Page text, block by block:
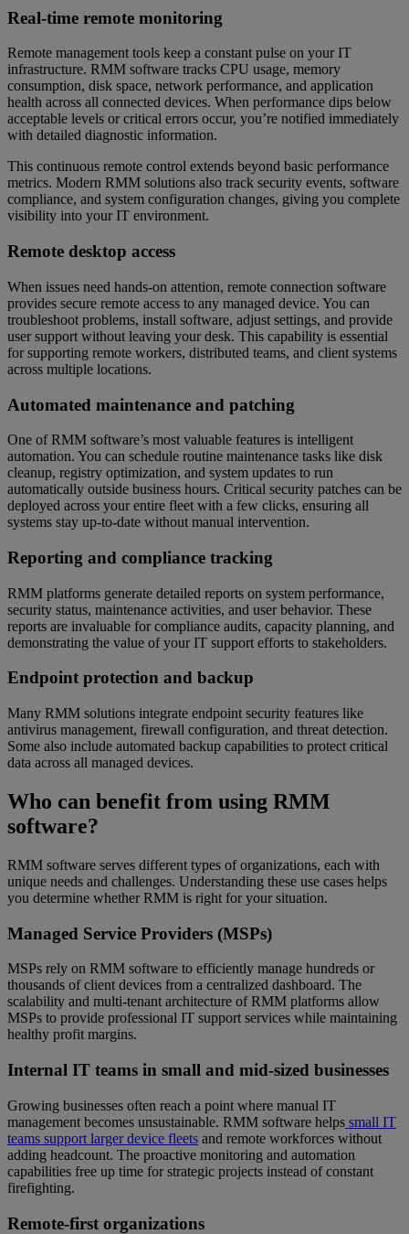
Real-time remote monitoring
Remote management tools keep a constant pulse on your IT
infrastructure. RMM software tracks CPU usage, memory
consumption, disk space, network performance, and application
health across all connected devices. When performance dips below
acceptable levels or critical errors occur, you’re notified immediately
with detailed diagnostic information.
This continuous remote control extends beyond basic performance
metrics. Modern RMM solutions also track security events, software
compliance, and system configuration changes, giving you complete
visibility into your IT environment.
Remote desktop access
When issues need hands-on attention, remote connection software
provides secure remote access to any managed device. You can
troubleshoot problems, install software, adjust settings, and provide
user support without leaving your desk. This capability is essential
for supporting remote workers, distributed teams, and client systems
across multiple locations.
Automated maintenance and patching
One of RMM software’s most valuable features is intelligent
automation. You can schedule routine maintenance tasks like disk
cleanup, registry optimization, and system updates to run
automatically outside business hours. Critical security patches can be
deployed across your entire fleet with a few clicks, ensuring all
systems stay up-to-date without manual intervention.
Reporting and compliance tracking
RMM platforms generate detailed reports on system performance,
security status, maintenance activities, and user behavior. These
reports are invaluable for compliance audits, capacity planning, and
demonstrating the value of your IT support efforts to stakeholders.
Endpoint protection and backup
Many RMM solutions integrate endpoint security features like
antivirus management, firewall configuration, and threat detection.
Some also include automated backup capabilities to protect critical
data across all managed devices.
Who can benefit from using RMM
software?
RMM software serves different types of organizations, each with
unique needs and challenges. Understanding these use cases helps
you determine whether RMM is right for your situation.
Managed Service Providers (MSPs)
MSPs rely on RMM software to efficiently manage hundreds or
thousands of client devices from a centralized dashboard. The
scalability and multi-tenant architecture of RMM platforms allow
MSPs to provide professional IT support services while maintaining
healthy profit margins.
Internal IT teams in small and mid-sized businesses
Growing businesses often reach a point where manual IT
management becomes unsustainable. RMM software helps small IT
teams support larger device fleets and remote workforces without
adding headcount. The proactive monitoring and automation
capabilities free up time for strategic projects instead of constant
firefighting.
Remote-first organizations